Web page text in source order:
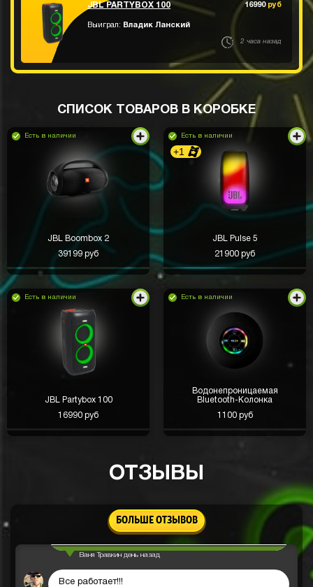
JBL PARTYBOX 100 16990 руб
Выиграл: Владик Ланский
2 часа назад
СПИСОК ТОВАРОВ В КОРОБКЕ
Есть в наличии
JBL Boombox 2
39199 руб
Есть в наличии
+1
JBL Pulse 5
21900 руб
Есть в наличии
JBL Partybox 100
16990 руб
Есть в наличии
Водонепроницаемая
Bluetooth-Колонка
1100 руб
ОТЗЫВЫ
БОЛЬШЕ ОТЗЫВОВ
Закинул 1000 вывел 💵 5к! пришли почти сразу
Кирилл Романов
Вывел успешно
Ваня Травкин день назад
Все работает!!!